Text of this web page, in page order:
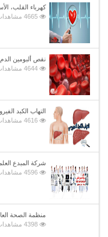
كهرباء القلب،
4665 مشاهدات
نقص ألبومين
4644 مشاهدات
التهاب الكبد
4616 مشاهدات
شركة المبدع
4596 مشاهدات
منظمة الصحة
4398 مشاهدات